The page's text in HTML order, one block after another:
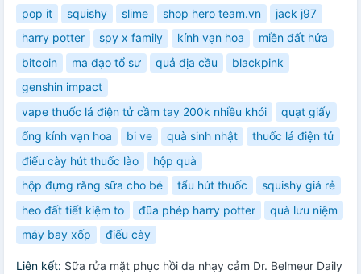
pop it squishy slime shop hero team.vn
jack j97
harry potter
spy x family kính vạn hoa
miền đất hứa
bitcoin
ma đạo tổ sư quả địa cầu
blackpink
genshin impact
vape thuốc lá điện tử cầm tay 200k nhiều khói
quạt giấy
ống kính vạn hoa
bi ve quà sinh nhật
thuốc lá điện tử
điếu cày hút thuốc lào
hộp quà
hộp đựng răng sữa cho bé
tẩu hút thuốc
squishy giá rẻ
heo đất tiết kiệm to
đũa phép harry potter
quà lưu niệm
máy bay xốp
điếu cày
Liên kết: Sữa rửa mặt phục hồi da nhạy cảm Dr. Belmeur Daily